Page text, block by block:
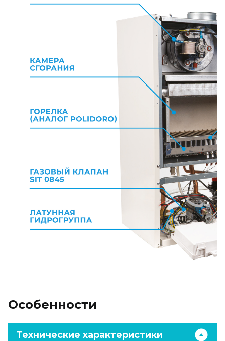
Особенности
Технические характеристики